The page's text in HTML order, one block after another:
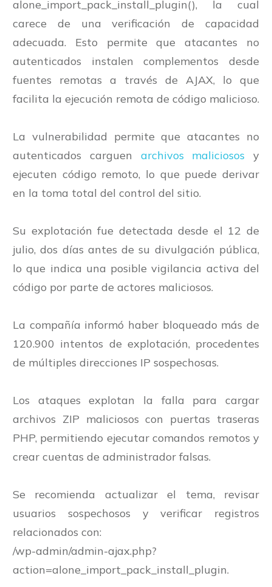
alone_import_pack_install_plugin(), la cual
carece de una verificación de capacidad
adecuada. Esto permite que atacantes no
autenticados instalen complementos desde
fuentes remotas a través de AJAX, lo que
facilita la ejecución remota de código malicioso.
La vulnerabilidad permite que atacantes no
autenticados carguen archivos maliciosos y
ejecuten código remoto, lo que puede derivar
en la toma total del control del sitio.
Su explotación fue detectada desde el 12 de
julio, dos días antes de su divulgación pública,
lo que indica una posible vigilancia activa del
código por parte de actores maliciosos.
La compañía informó haber bloqueado más de
120.900 intentos de explotación, procedentes
de múltiples direcciones IP sospechosas.
Los ataques explotan la falla para cargar
archivos ZIP maliciosos con puertas traseras
PHP, permitiendo ejecutar comandos remotos y
crear cuentas de administrador falsas.
Se recomienda actualizar el tema, revisar
usuarios sospechosos y verificar registros
relacionados con:
/wp-admin/admin-ajax.php?
action=alone_import_pack_install_plugin.